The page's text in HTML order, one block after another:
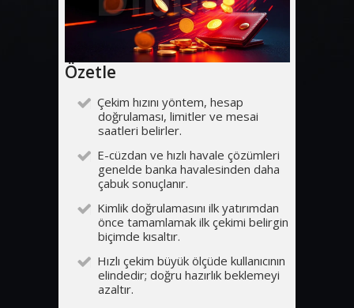
Özetle
Çekim hızını yöntem, hesap
doğrulaması, limitler ve mesai
saatleri belirler.
E-cüzdan ve hızlı havale çözümleri
genelde banka havalesinden daha
çabuk sonuçlanır.
Kimlik doğrulamasını ilk yatırımdan
önce tamamlamak ilk çekimi belirgin
biçimde kısaltır.
Hızlı çekim büyük ölçüde kullanıcının
elindedir; doğru hazırlık beklemeyi
azaltır.